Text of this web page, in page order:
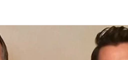
Economia Emprego